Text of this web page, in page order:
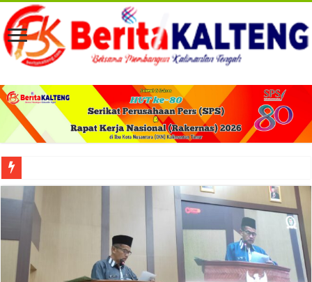
Viral! Selama Dua Bulan Lebih Siltap Serta Tunjangan Pemdes dan BPD di